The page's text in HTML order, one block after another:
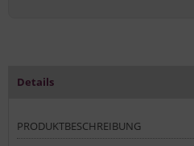
Details
PRODUKTBESCHREIBUNG